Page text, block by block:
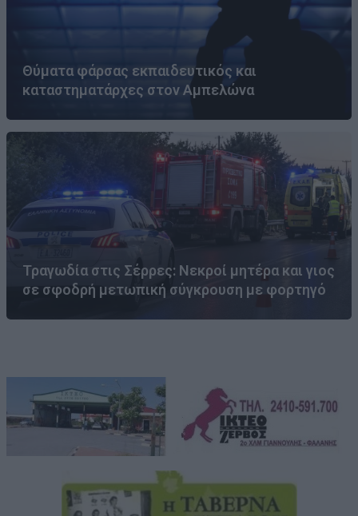
Θύματα φάρσας εκπαιδευτικός και
καταστηματάρχες στον Αμπελώνα
Τραγωδία στις Σέρρες: Νεκροί μητέρα και γιος
σε σφοδρή μετωπική σύγκρουση με φορτηγό